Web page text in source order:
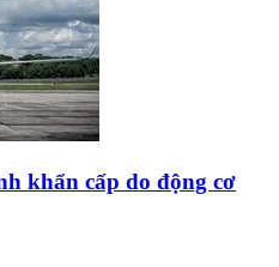
khẩn cấp do động cơ